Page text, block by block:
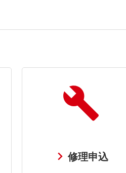
修理申込